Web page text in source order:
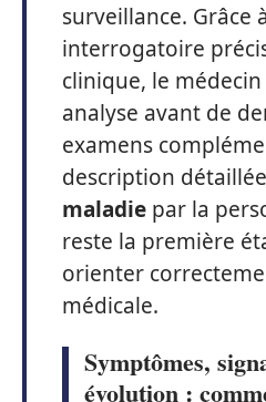
surveillance. Grâce
interrogatoire
clinique, le
analyse avant de
examens
description
maladie par la
reste la première
orienter
médicale.
Symptômes,
évolution :